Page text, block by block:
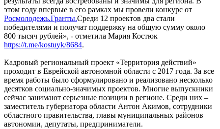
этом году впервые в его рамках мы провели конкурс от
Росмолодежь.Гранты.Cреди 12 проектов два стали
победителями и получат поддержку на общую сумму около
800 тысяч рублей», - отметила Мария Костюк
https://t.me/kostuyk/8684.
Кадровый региональный проект «Территория действий»
проходит в Еврейской автономной области с 2017 года. За все
время работы было сформулировано и реализовано несколько
десятков социально-значимых проектов. Многие выпускники
сейчас занимают серьезные позиции в регионе. Среди них –
заместитель губернатора области Антон Акимов, сотрудники
областного правительства, главы муниципальных районов
автономии, депутаты, предприниматели.